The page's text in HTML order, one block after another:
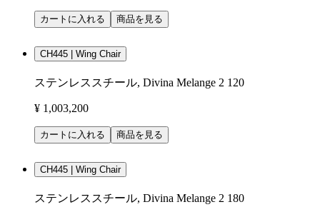
カートに入れる 商品を見る
CH445 | Wing Chair
ステンレススチール, Divina Melange 2 120
¥ 1,003,200
カートに入れる 商品を見る
CH445 | Wing Chair
ステンレススチール, Divina Melange 2 180